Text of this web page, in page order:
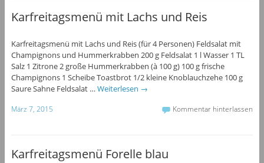
Karfreitagsmenü mit Lachs und Reis
Karfreitagsmenü mit Lachs und Reis (für 4 Personen) Feldsalat mit
Champignons und Hummerkrabben 200 g Feldsalat 1 l Wasser 1 TL
Salz 1 Zitrone 2 große Hummerkrabben (à 100 g) 100 g frische
Champignons 1 Scheibe Toastbrot 1/2 kleine Knoblauchzehe 100 g
Saure Sahne Feldsalat … Weiterlesen →
März 7, 2015 Kommentar hinterlassen
Karfreitagsmenü Forelle blau